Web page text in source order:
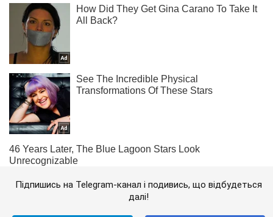
Підпишись на Telegram-канал і подивись, що відбудеться
далі!